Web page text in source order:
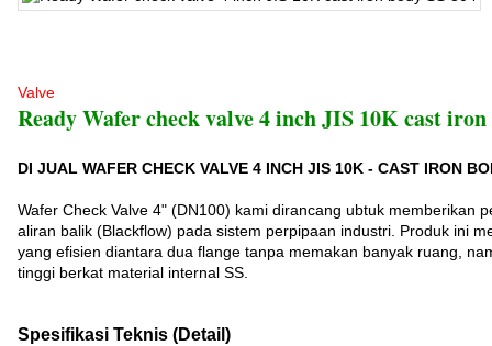
Valve
Ready Wafer check valve 4 inch JIS 10K cast iron
DI JUAL WAFER CHECK VALVE 4 INCH JIS 10K - CAST IRON
Wafer Check Valve 4" (DN100) kami dirancang ubtuk memberikan
aliran balik (Blackflow) pada sistem perpipaan industri. Produk ini
yang efisien diantara dua flange tanpa memakan banyak ruang,
tinggi berkat material internal SS.
Spesifikasi Teknis (Detail)